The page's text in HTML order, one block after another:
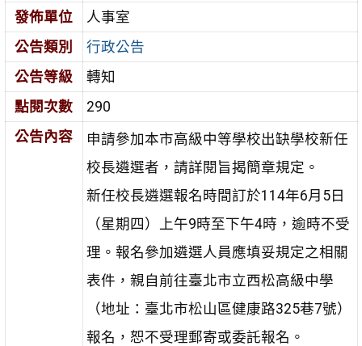
發佈單位
人事室
公告類別
行政公告
公告等級
轉知
點閱次數
290
公告內容
申請參加本市高級中等學校出缺學校新任
校長遴選者，請詳閱旨揭簡章規定。
新任校長遴選報名時間訂於114年6月5日
（星期四）上午9時至下午4時，逾時不受
理。報名參加遴選人員應填妥規定之相關
表件，親自前往臺北市立西松高級中學
（地址：臺北市松山區健康路325巷7號）
報名，恕不受理郵寄或委託報名。